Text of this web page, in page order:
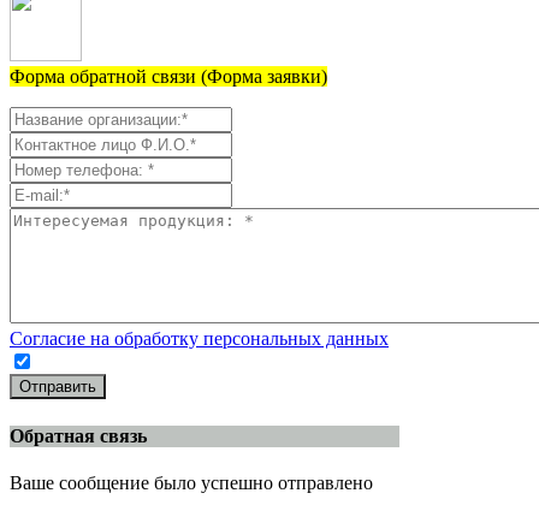
Форма обратной связи (Форма заявки)
Согласие на обработку персональных данных
Отправить
Обратная связь
Ваше сообщение было успешно отправлено